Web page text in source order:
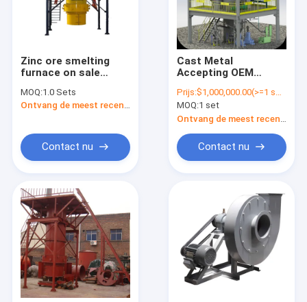
Zinc ore smelting
furnace on sale
MOQ:1.0 Sets
Ontvang de meest recente Prijs
Contact nu
Cast Metal
Accepting OEM
Inert Gas Induction
Melting Atomization
Equipment
Prijs:$1,000,000.00(>=1 sets)
MOQ:1 set
Contact nu